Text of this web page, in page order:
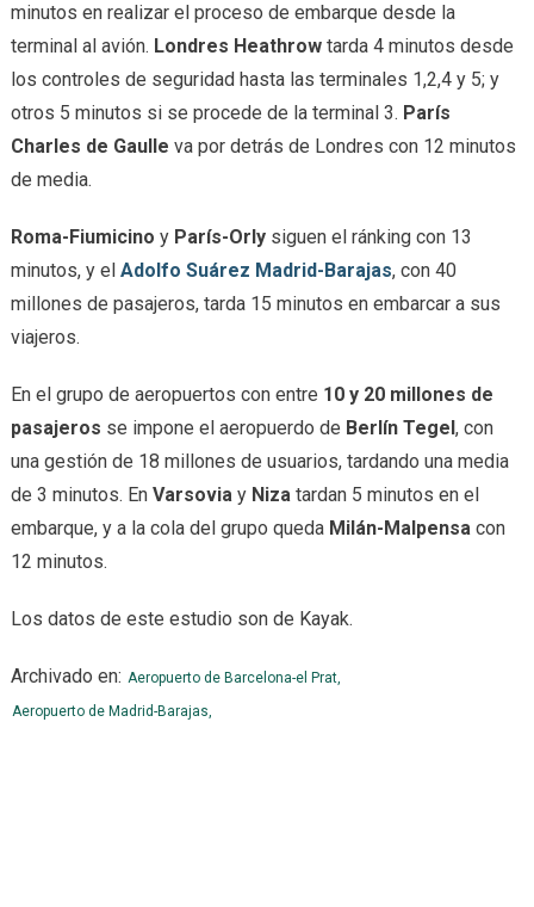
minutos en realizar el proceso de embarque desde la
terminal al avión. Londres Heathrowtarda 4 minutos desde
los controles de seguridad hasta las terminales 1,2,4 y 5; y
otros 5 minutos si se procede de la terminal 3. París
Charles de Gaulle va por detrás de Londres con 12 minutos
de media.
Roma-Fiumicino y París-Orlysiguen el ránking con 13
minutos, y el Adolfo Suárez Madrid-Barajas, con 40
millones de pasajeros, tarda 15 minutos en embarcar a sus
viajeros.
En el grupo de aeropuertos con entre 10 y 20 millones de
pasajeros se impone el aeropuerdo de Berlín Tegel, con
una gestión de 18 millones de usuarios, tardando una media
de 3 minutos. En Varsoviay Nizatardan 5 minutos en el
embarque, y a la cola del grupo queda Milán-Malpensacon
12 minutos.
Los datos de este estudio son de Kayak.
Archivado en: Aeropuerto de Barcelona-el Prat,
Aeropuerto de Madrid-Barajas,